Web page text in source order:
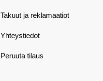
Takuut ja reklamaatiot
Yhteystiedot
Peruuta tilaus